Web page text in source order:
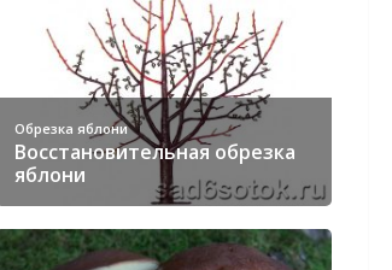
Обрезка яблони
Восстановительная обрезка
яблони